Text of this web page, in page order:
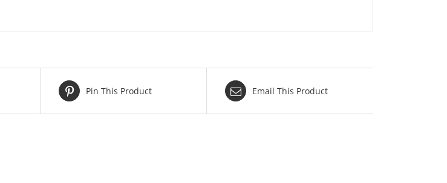
Pin This Product Email This Product